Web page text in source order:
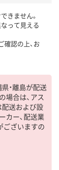
きません。
って見える
確認の上、お
・離島が配送
場合は、アス
送および設
カー、配送業
ございますの